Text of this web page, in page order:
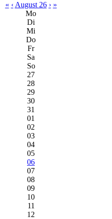
« ‹ August 26 › »
Mo
Di
Mi
Do
Fr
Sa
So
27
28
29
30
31
01
02
03
04
05
06
07
08
09
10
11
12